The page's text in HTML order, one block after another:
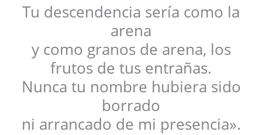
Tu descendencia sería como la
arena
y como granos de arena, los
frutos de tus entrañas.
Nunca tu nombre hubiera sido
borrado
ni arrancado de mi presencia».